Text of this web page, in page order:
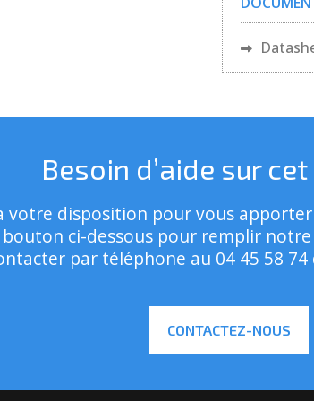
Besoin d’aide sur
votre disposition pour vous
bouton ci-dessous pour remplir
par téléphone au 04 45 58
CONTACTEZ-NOUS